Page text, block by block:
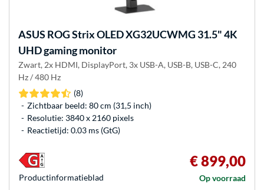
ASUS ROG Strix OLED XG32UCWMG 31.5" 4K
UHD gaming monitor
Zwart, 2x HDMI, DisplayPort, 3x USB-A, USB-B, USB-C, 240
Hz / 480 Hz
(8)
Zichtbaar beeld: 80 cm (31,5 inch)
Resolutie: 3840 x 2160 pixels
Reactietijd: 0.03 ms (GtG)
€ 899,00
Op voorraad
Product­informatieblad